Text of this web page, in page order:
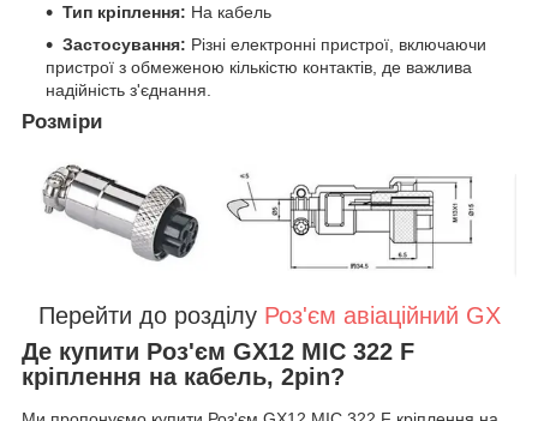
Тип кріплення: На кабель
Застосування: Різні електронні пристрої, включаючи
пристрої з обмеженою кількістю контактів, де важлива
надійність з'єднання.
Розміри
Перейти до розділу Роз'єм авіаційний GX
Де купити Роз'єм GX12 MIC 322 F
кріплення на кабель, 2pin?